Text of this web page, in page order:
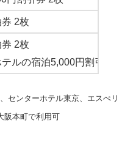
2枚
2枚
ルの宿泊5,000円割引券 4枚
センターホテル東京、エスぺリ
阪本町で利用可